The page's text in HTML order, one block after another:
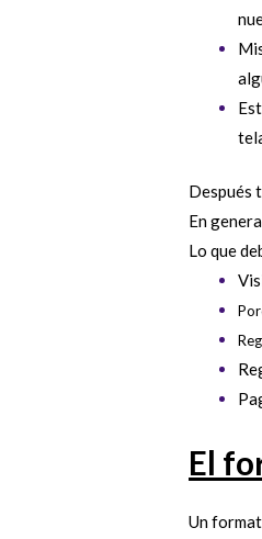
Después
En
Lo que
El
Un